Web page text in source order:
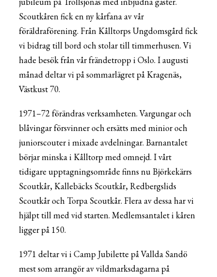
Scoutkåren fick en ny kårfana av vår
föräldraförening. Från Kålltorps Ungdomsgård fick
vi bidrag till bord och stolar till timmerhusen. Vi
hade besök från vår frändetropp i Oslo. I augusti
månad deltar vi på sommarlägret på Kragenäs,
Västkust 70.
1971–72 förändras verksamheten. Vargungar och
blåvingar försvinner och ersätts med minior och
juniorscouter i mixade avdelningar. Barnantalet
börjar minska i Kålltorp med omnejd. I vårt
tidigare upptagningsområde finns nu Björkekärrs
Scoutkår, Kallebäcks Scoutkår, Redbergslids
Scoutkår och Torpa Scoutkår. Flera av dessa har vi
hjälpt till med vid starten. Medlemsantalet i kåren
ligger på 150.
1971 deltar vi i Camp Jubilette på Vallda Sandö
mest som arrangör av vildmarksdagarna på